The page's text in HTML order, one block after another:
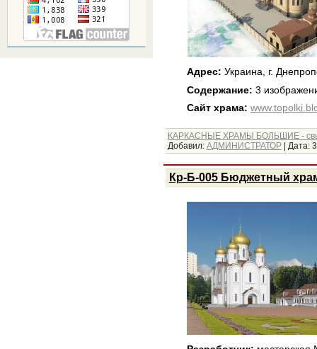
Адрес: Украина, г.
Содержание: 3
Сайт храма:
КАРКАСНЫЕ ХРАМЫ БОЛЬШИЕ -
Добавил: АДМИНИСТРАТОР| Дата:
Кр-Б-005 Бюджетный